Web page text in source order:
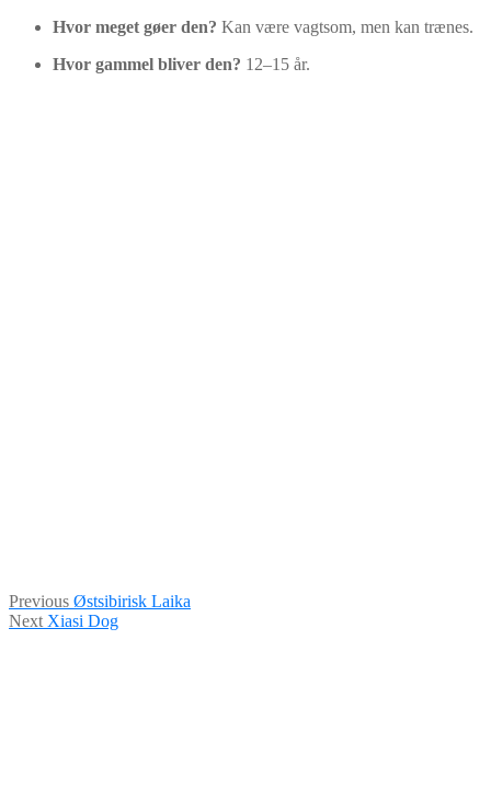
Hvor meget gøer den? Kan være vagtsom, men kan trænes.
Hvor gammel bliver den? 12–15 år.
Indlægsnavigation
Previous Previous
post:
Østsibirisk Laika
Next Next
Xiasi Dog